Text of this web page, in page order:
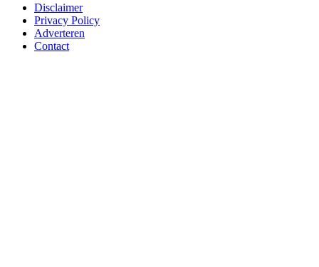
Disclaimer
Privacy Policy
Adverteren
Contact